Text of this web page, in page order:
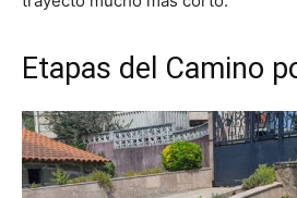
Etapas del Camino